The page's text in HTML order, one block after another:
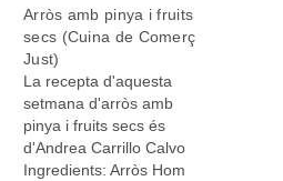
Arròs amb pinya i fruits
secs (Cuina de Comerç
Just)
La recepta d'aquesta
setmana d'arròs amb
pinya i fruits secs és
d'Andrea Carrillo Calvo
Ingredients: Arròs Hom